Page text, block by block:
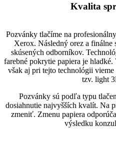
Kvalita
Pozvánky tlačíme na
Xerox. Následný orez a finálne
skúsených odborníkov.
farebné pokrytie papiera je
však aj pri tejto technológii
tzv. light
Pozvánky sú podľa typu
dosiahnutie najvyšších kvalít. Na
zmeniť. Zmenu papiera
výsledku